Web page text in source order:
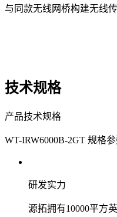
与同款无线网桥构建无线
技术规格
产品技术规格
WT-IRW6000B-2GT 规格
研发实力
源拓拥有10000平方